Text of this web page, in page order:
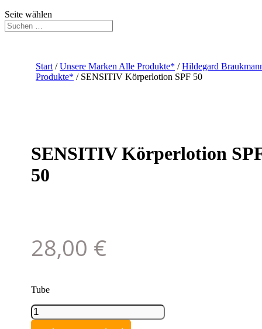
Seite wählen
Start /Unsere Marken Alle Produkte* /Hildegard
Produkte* / SENSITIV Körperlotion SPF 50
SENSITIV Körperlotion
50
28,00 €
Tube
SENSITIV
Körperlotion